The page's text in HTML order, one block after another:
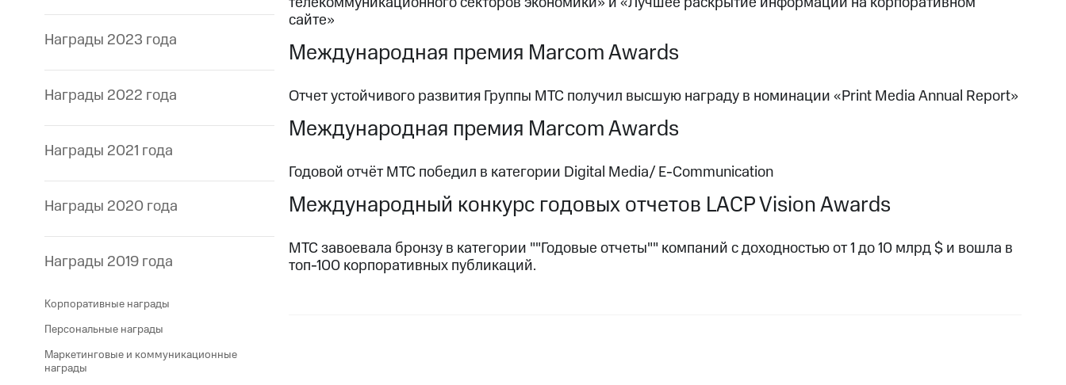
Награды 2023 года
Награды 2022 года
Награды 2021 года
Награды 2020 года
Награды 2019 года
Корпоративные награды
Персональные награды
Маркетинговые и коммуникационные
награды
сайте»
Международная премия Marcom Awards
Отчет устойчивого развития Группы МТС получил высшую награду в номинации «Print Media Annual Report»
Международная премия Marcom Awards
Годовой отчёт МТС победил в категории Digital Media/ E-Communication
Международный конкурс годовых отчетов LACP Vision Awards
МТС завоевала бронзу в категории ""Годовые отчеты"" компаний с доходностью от 1 до 10 млрд $ и вошла в
топ-100 корпоративных публикаций.